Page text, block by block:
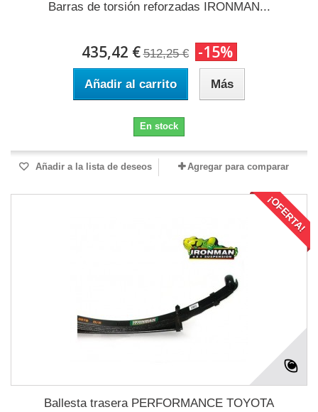
Barras de torsión reforzadas IRONMAN...
435,42 € 512,25 € -15%
Añadir al carrito Más
En stock
Añadir a la lista de deseos Agregar para comparar
¡OFERTA!
Ballesta trasera PERFORMANCE TOYOTA